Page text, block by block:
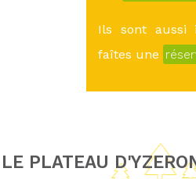
Ils sont aussi
faîtes une
LE PLATEAU